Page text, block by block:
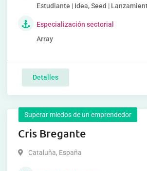
Estudiante | Idea, Seed |
Especialización sectorial
Array
Detalles
Superar miedos de un emprendedor
Cris Bregante
Cataluña, España